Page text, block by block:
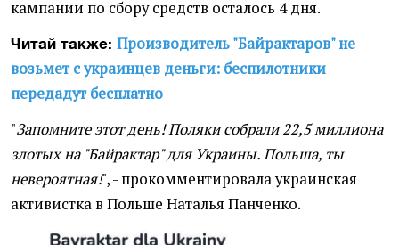
кампании по сбору средств осталось 4 дня.
Читай также: Производитель "Байрактаров" не
возьмет с украинцев деньги: беспилотники
передадут бесплатно
"Запомните этот день! Поляки собрали 22,5 миллиона
злотых на "Байрактар" для Украины. Польша, ты
невероятная!", - прокомментировала украинская
активистка в Польше Наталья Панченко.